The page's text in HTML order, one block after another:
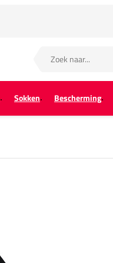
Sokken Bescherming